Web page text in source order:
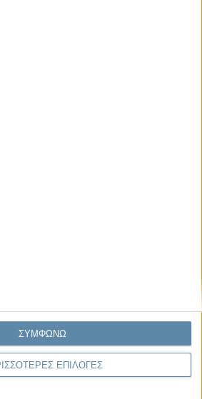
ΕΠΙΛΟΓΕΣ
ΣΥΜΦΩΝΩ
ανθρώπους να είναι (letting